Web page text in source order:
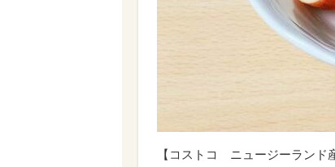
【コストコ ニュージーラン